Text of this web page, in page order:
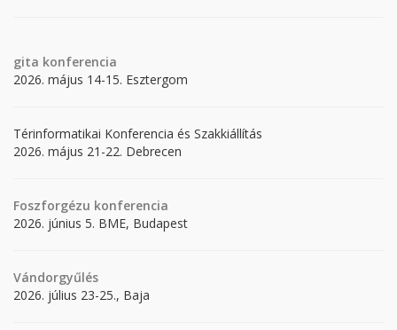
gita konferencia
2026. május 14-15. Esztergom
Térinformatikai Konferencia és Szakkiállítás
2026. május 21-22. Debrecen
Foszforgézu konferencia
2026. június 5. BME, Budapest
Vándorgyűlés
2026. július 23-25., Baja